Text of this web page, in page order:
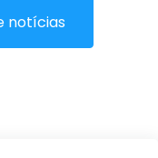
notícias